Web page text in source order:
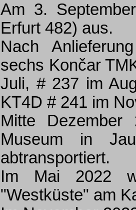
Am 3.
Erfurt 482) aus.
Nach
sechs Končar
Juli, # 237 im
KT4D # 241 im
Mitte
Museum in
abtransportiert.
Im Mai 2022
"Westküste" am